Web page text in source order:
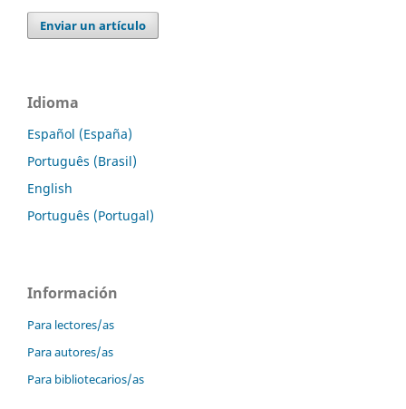
Enviar un artículo
Idioma
Español (España)
Português (Brasil)
English
Português (Portugal)
Información
Para lectores/as
Para autores/as
Para bibliotecarios/as